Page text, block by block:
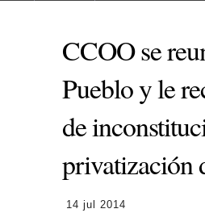
CCOO se
Pueblo y le
de
privatización
14 jul 2014